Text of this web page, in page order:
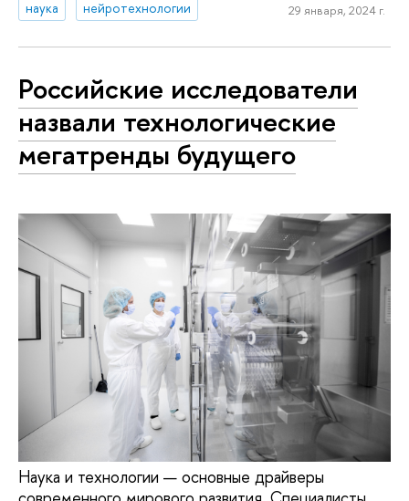
наука нейротехнологии 29 января, 2024 г.
Российские исследователи
назвали технологические
мегатренды будущего
Наука и технологии — основные драйверы